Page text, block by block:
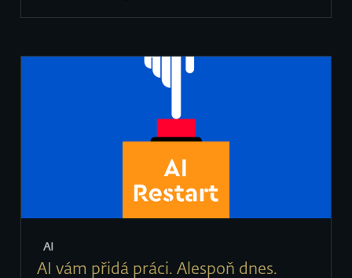
AI
AI vám přidá práci. Alespoň dnes.